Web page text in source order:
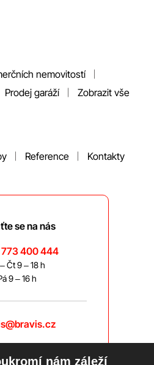
nemovitostí
Prodej garáží Zobrazit vše
Reference Kontakty
se na nás
400 444
Čt 9 – 18 h
9 – 16 h
nám záleží